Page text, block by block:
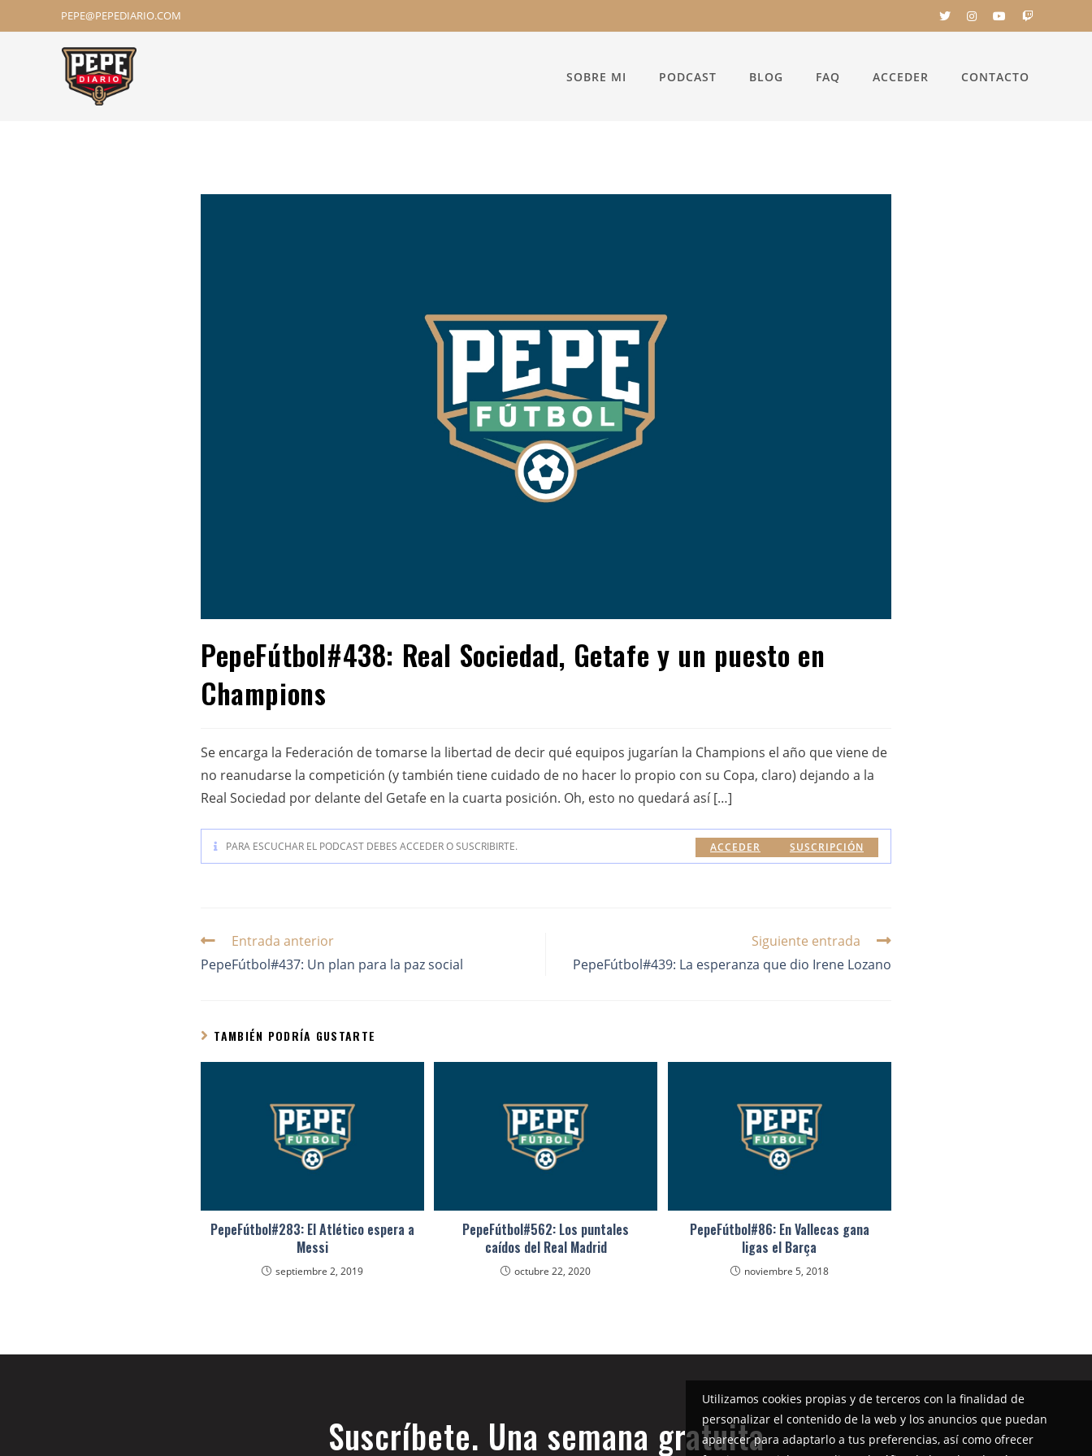
PEPE@PEPEDIARIO.COM
SOBRE MI PODCAST BLOG FAQ ACCEDER CONTACTO
PepeFútbol#438: Real Sociedad, Getafe y un puesto en
Champions
Se encarga la Federación de tomarse la libertad de decir qué equipos jugarían la Champions el año que viene de
no reanudarse la competición (y también tiene cuidado de no hacer lo propio con su Copa, claro) dejando a la
Real Sociedad por delante del Getafe en la cuarta posición. Oh, esto no quedará así […]
PARA ESCUCHAR EL PODCAST DEBES ACCEDER O SUSCRIBIRTE. SUSCRIPCIÓN
ACCEDER
Entrada anterior
PepeFútbol#437: Un plan para la paz social
Siguiente entrada
PepeFútbol#439: La esperanza que dio Irene Lozano
TAMBIÉN PODRÍA GUSTARTE
PepeFútbol#283: El Atlético espera a
Messi
septiembre 2, 2019
PepeFútbol#562: Los puntales
caídos del Real Madrid
octubre 22, 2020
PepeFútbol#86: En Vallecas gana
ligas el Barça
noviembre 5, 2018
Suscríbete. Una semana gratuita
Utilizamos cookies propias y de terceros con la finalidad de
personalizar el contenido de la web y los anuncios que puedan
aparecer para adaptarlo a tus preferencias, así como ofrecer